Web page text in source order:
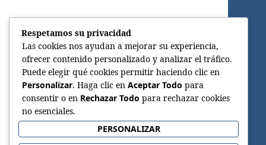
Respetamos su privacidad
Las cookies nos ayudan a mejorar su experiencia,
ofrecer contenido personalizado y analizar el tráfico.
Puede elegir qué cookies permitir haciendo clic en
Personalizar. Haga clic en Aceptar Todo para
consentir o en Rechazar Todo para rechazar cookies
no esenciales.
PERSONALIZAR